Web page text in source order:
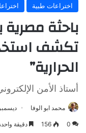
اختراعات طبية
باحثة مصرية
تكشف
الحرارية”
أستاذ الأمن
محمد ابو الوفا ديسمبر 10, 2025
0
156 دقيقة